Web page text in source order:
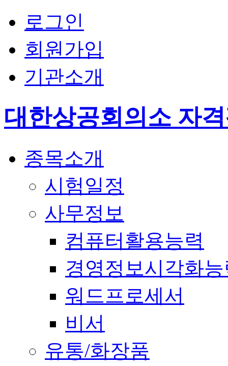
로그인
회원가입
기관소개
대한상공회의소 자
종목소개
시험일정
사무정보
컴퓨터활용능력
경영정보시각화
워드프로세서
비서
유통/화장품